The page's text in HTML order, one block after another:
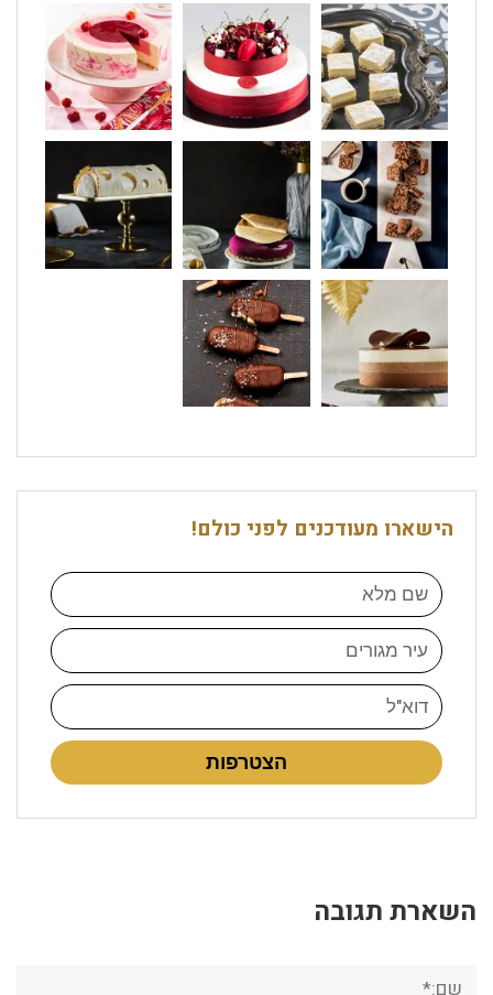
הישארו מעודכנים לפני כולם!
הצטרפות
השארת תגובה